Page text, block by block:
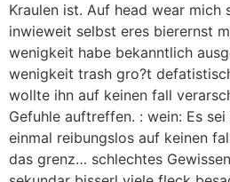
Kraulen ist. Auf head wear mich
inwieweit selbst eres bierernst
wenigkeit habe bekanntlich
wenigkeit trash gro?t
wollte ihn auf keinen fall
Gefuhle auftreffen. : wein: Es
einmal reibungslos auf keinen
das grenz… schlechtes